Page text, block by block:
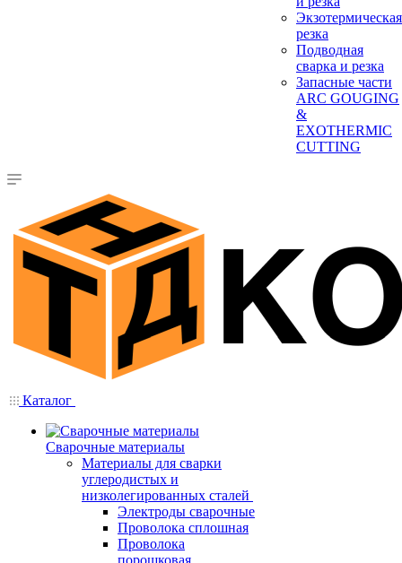
Экзотермическая
резка
Подводная
сварка и резка
Запасные части
ARC GOUGING
&
EXOTHERMIC
CUTTING
Каталог
Сварочные материалы
Материалы для сварки
углеродистых и
низколегированных сталей
Электроды сварочные
Проволока сплошная
Проволока
порошковая